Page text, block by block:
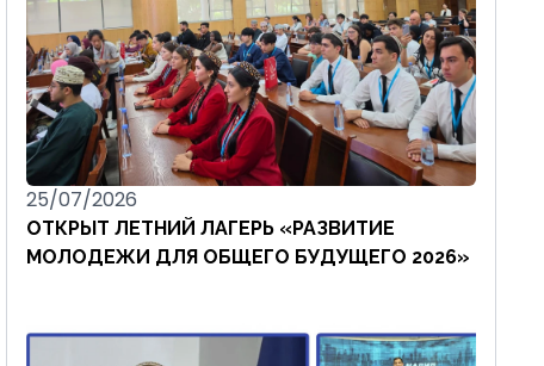
25/07/2026
ОТКРЫТ ЛЕТНИЙ ЛАГЕРЬ «РАЗВИТИЕ
МОЛОДЕЖИ ДЛЯ ОБЩЕГО БУДУЩЕГО 2026»